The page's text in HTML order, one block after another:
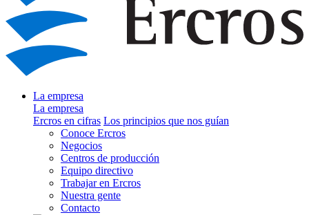
La empresa
La empresa
Ercros en cifras Los principios que nos guían
Conoce Ercros
Negocios
Centros de producción
Equipo directivo
Trabajar en Ercros
Nuestra gente
Contacto